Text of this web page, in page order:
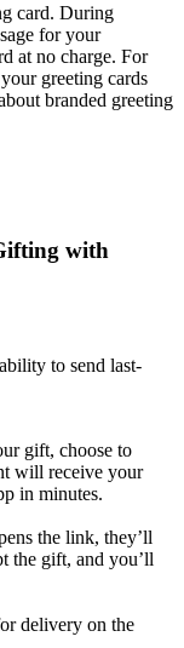
card. During
for your
at no charge. For
greeting cards
branded greeting
with
to send last-
gift, choose to
will receive your
in minutes.
the link, they’ll
the gift, and you’ll
delivery on the